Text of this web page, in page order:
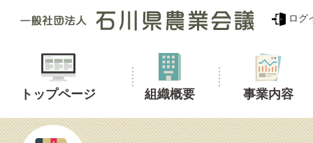
ログ
トップページ 組織概要 事業内容